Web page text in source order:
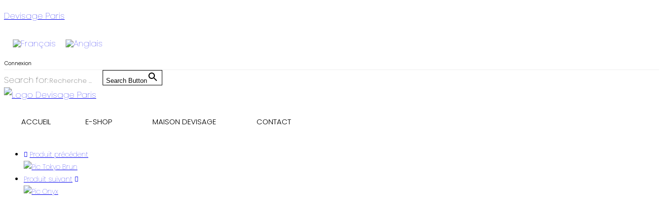
Skip
content
Devisage Paris
Connexion
Search for: Search Button
ACCUEIL E-SHOP MAISON DEVISAGE CONTACT
Produit précédent
Produit suivant